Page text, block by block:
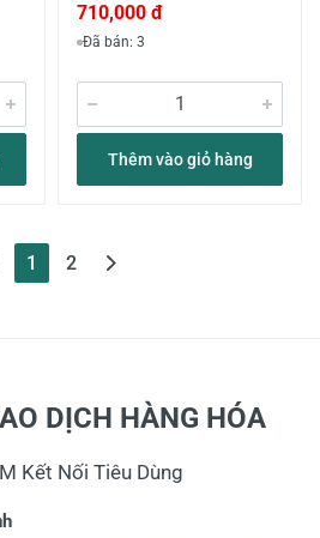
710,000 đ
Đã bán: 3
Thêm vào giỏ hàng
1 (current)
2
DỊCH HÀNG HÓA
Kết Nối Tiêu Dùng